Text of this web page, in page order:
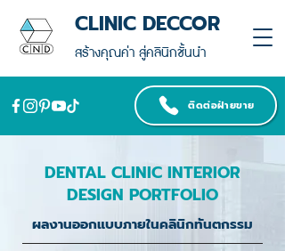
สร้างคุณค่า สู่คลินิกชั้นนำ
CLINIC DECCOR
ติดต่อฝ่ายขาย
DENTAL CLINIC INTERIOR
DESIGN PORTFOLIO
ผลงานออกแบบภายในคลินิกทันตกรรม